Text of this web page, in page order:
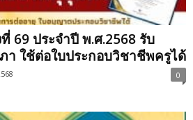
69 ประจำปี พ.ศ.2568 รับ
า ใช้ต่อใบประกอบวิชาชีพครูได้
0